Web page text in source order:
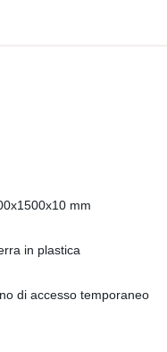
mm
in plastica
di accesso temporaneo